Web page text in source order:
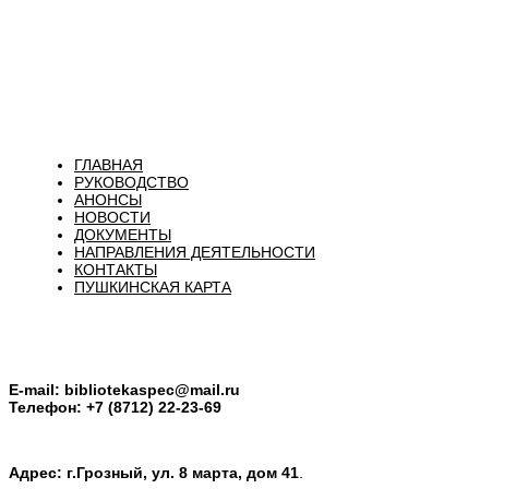
ГЛАВНАЯ
РУКОВОДСТВО
АНОНСЫ
НОВОСТИ
ДОКУМЕНТЫ
НАПРАВЛЕНИЯ ДЕЯТЕЛЬНОСТИ
КОНТАКТЫ
ПУШКИНСКАЯ КАРТА
E-mail: bibliotekaspec@mail.ru
Телефон: +7 (8712) 22-23-69
Адрес: г.Грозный, ул. 8 марта, дом 41.